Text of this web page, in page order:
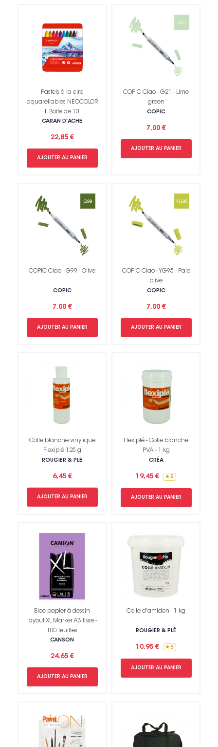
Pastels à la cire
aquarellables NEOCOLOR
II Boîte de 10
CARAN D'ACHE
22,85 €
AJOUTER AU PANIER
COPIC Ciao - G21 - Lime
green
COPIC
7,00 €
AJOUTER AU PANIER
COPIC Ciao - G99 - Olive
COPIC
7,00 €
AJOUTER AU PANIER
COPIC Ciao - YG95 - Pale
olive
COPIC
7,00 €
AJOUTER AU PANIER
Colle blanche vinylique
Flexiplé 125 g
ROUGIER & PLÉ
6,45 €
AJOUTER AU PANIER
Flexiplé - Colle blanche
PVA - 1 kg
CRÉA
19,45 € 5
AJOUTER AU PANIER
Bloc papier à dessin
layout XL Marker A3 lisse -
100 feuilles
CANSON
24,65 €
AJOUTER AU PANIER
Colle d'amidon - 1 kg
ROUGIER & PLÉ
10,95 € 5
AJOUTER AU PANIER